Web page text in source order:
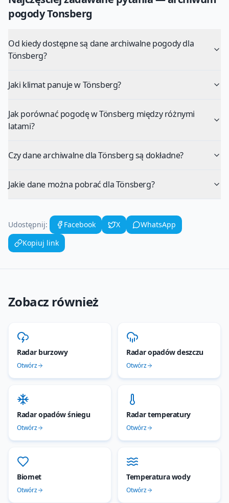
pogodyTonsberg
Od kiedy dostępne są dane archiwalne pogody dla
Tönsberg?
Jaki klimat panuje w Tönsberg?
Jak porównać pogodę w Tönsberg między różnymi
latami?
Czy dane archiwalne dla Tönsberg są dokładne?
Jakie dane można pobrać dla Tönsberg?
Udostępnij: Facebook X
WhatsApp
Kopiuj link
Zobacz również
Radar burzowy
Otwórz
Radar opadów deszczu
Otwórz
Radar opadów śniegu
Otwórz
Radar temperatury
Otwórz
Biomet
Otwórz
Temperatura wody
Otwórz